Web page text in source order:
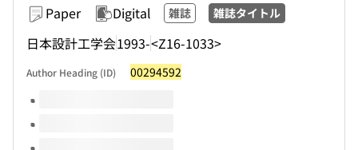
Paper Digital 雑誌 雑誌タイトル
日本設計工学会1993-<Z16-1033>
Author Heading (ID) 00294592
Volumes of this title